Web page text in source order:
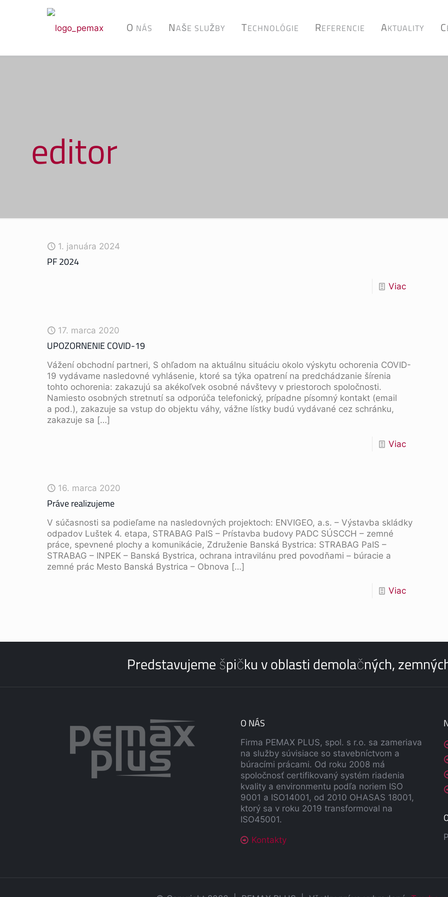
O NÁS NAŠE SLUŽBY TECHNOLÓGIE REFERENCIE AKTUALITY C
editor
1. januára 2024
PF 2024
Viac
17. marca 2020
UPOZORNENIE COVID-19
Vážení obchodní partneri, S ohľadom na aktuálnu situáciu okolo výskytu ochorenia COVID-
19 vydávame nasledovné vyhlásenie, ktoré sa týka opatrení na predchádzanie šírenia
tohto ochorenia: zakazujú sa akékoľvek osobné návštevy v priestoroch spoločnosti.
Namiesto osobných stretnutí sa odporúča telefonický, prípadne písomný kontakt (email
a pod.), zakazuje sa vstup do objektu váhy, vážne lístky budú vydávané cez schránku,
zakazuje sa […]
Viac
16. marca 2020
Práve realizujeme
V súčasnosti sa podieľame na nasledovných projektoch: ENVIGEO, a.s. – Výstavba skládky
odpadov Luštek 4. etapa, STRABAG PaIS – Prístavba budovy PADC SÚSCCH – zemné
práce, spevnené plochy a komunikácie, Združenie Banská Bystrica: STRABAG PaIS –
STRABAG – INPEK – Banská Bystrica, ochrana intravilánu pred povodňami – búracie a
zemné prác Mesto Banská Bystrica – Obnova […]
Viac
Predstavujeme špičku v oblasti demolačných,
O NÁS
Firma PEMAX PLUS, spol. s r.o. sa zameriava
na služby súvisiace so stavebníctvom a
búracími prácami. Od roku 2008 má
spoločnosť certifikovaný systém riadenia
kvality a environmentu podľa noriem ISO
9001 a ISO14001, od 2010 OHASAS 18001,
ktorý sa v roku 2019 transformoval na
ISO45001.
Kontakty